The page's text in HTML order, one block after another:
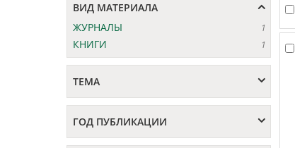
ВИД МАТЕРИАЛА
ЖУРНАЛЫ
1
КНИГИ 1
ТЕМА
ГОД ПУБЛИКАЦИИ